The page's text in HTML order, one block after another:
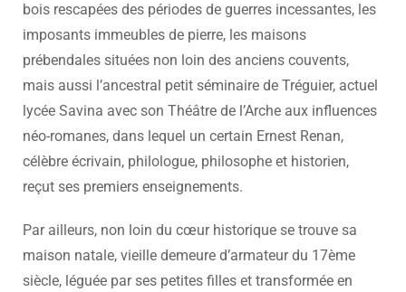
bois rescapées des périodes de guerres incessantes, les
imposants immeubles de pierre, les maisons
prébendales situées non loin des anciens couvents,
mais aussi l’ancestral petit séminaire de Tréguier, actuel
lycée Savina avec son Théâtre de l’Arche aux influences
néo-romanes, dans lequel un certain Ernest Renan,
célèbre écrivain, philologue, philosophe et historien,
reçut ses premiers enseignements.
Par ailleurs, non loin du cœur historique se trouve sa
maison natale, vieille demeure d’armateur du 17ème
siècle, léguée par ses petites filles et transformée en